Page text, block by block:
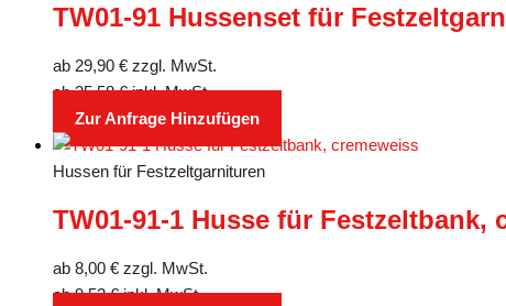
TW01-91 Hussenset für
ab 29,90 € zzgl. MwSt.
ab35,58€inkl. MwSt.
Zur Anfrage Hinzufügen
Hussen für Festzeltgarnituren
TW01-91-1 Husse für Festzeltbank,
ab 8,00 € zzgl. MwSt.
ab9,52€inkl. MwSt.